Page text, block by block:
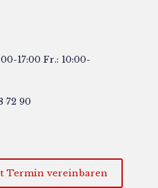
17:00 Fr.: 10:00-
72 90
Termin vereinbaren